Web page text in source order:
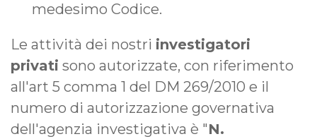
medesimo Codice.
Le attività dei nostri investigatori
privati sono autorizzate, con riferimento
all'art 5 comma 1 del DM 269/2010 e il
numero di autorizzazione governativa
dell'agenzia investigativa è "N.